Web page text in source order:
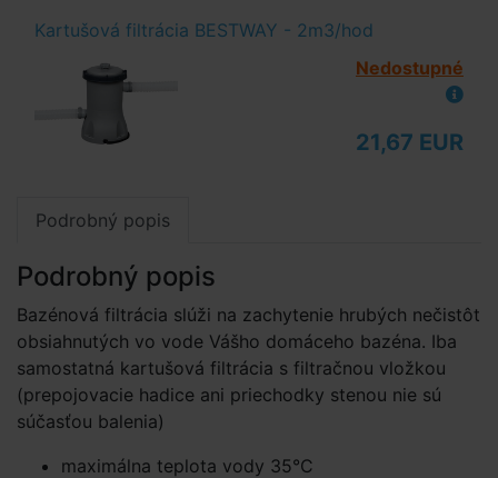
Kartušová filtrácia BESTWAY - 2m3/hod
Nedostupné
21,67 EUR
Podrobný popis
Podrobný popis
Bazénová filtrácia slúži na zachytenie hrubých nečistôt
obsiahnutých vo vode Vášho domáceho bazéna. Iba
samostatná kartušová filtrácia s filtračnou vložkou
(prepojovacie hadice ani priechodky stenou nie sú
súčasťou balenia)
maximálna teplota vody 35°C